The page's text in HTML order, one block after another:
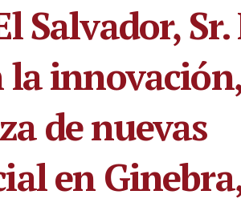
Salvador,
innovación,
de nuevas
en